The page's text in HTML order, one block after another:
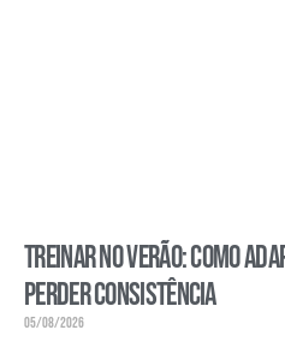
Treinar no verão: como
perder consistência
05/08/2026